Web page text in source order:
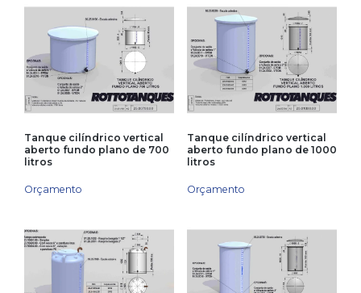
Tanque cilíndrico vertical
aberto fundo plano de 700
litros
Orçamento
Tanque cilíndrico vertical
aberto fundo plano de 1000
litros
Orçamento